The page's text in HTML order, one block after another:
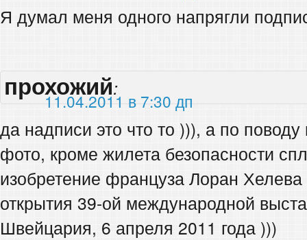
Я думал меня одного напрягли
прохожий:
11.04.2011 в 7:30 дп
да надписи это что то ))), а по
фото, кроме жилета безопасности
изобретение француза Лоран
открытия 39-ой международной
Швейцария, 6 апреля 2011 года )))